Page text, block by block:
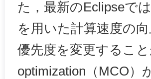
た，最新のEclipseで
を用いた計算速度の
優先度を変更するこ
optimization（MCO）